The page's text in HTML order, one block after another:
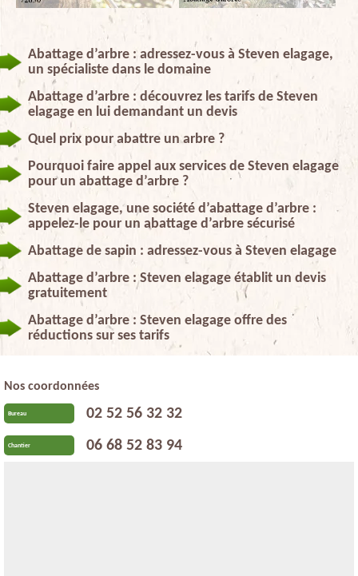
Abattage d’arbre : adressez-vous à Steven elagage,
un spécialiste dans le domaine
Abattage d’arbre : découvrez les tarifs de Steven
elagage en lui demandant un devis
Quel prix pour abattre un arbre ?
Pourquoi faire appel aux services de Steven elagage
pour un abattage d’arbre ?
Steven elagage, une société d’abattage d’arbre :
appelez-le pour un abattage d’arbre sécurisé
Abattage de sapin : adressez-vous à Steven elagage
Abattage d’arbre : Steven elagage établit un devis
gratuitement
Abattage d’arbre : Steven elagage offre des
réductions sur ses tarifs
Nos coordonnées
Bureau 02 52 56 32 32
Chantier 06 68 52 83 94